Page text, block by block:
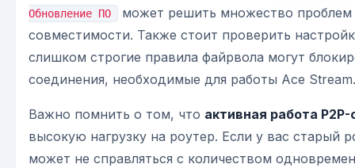
Обновление ПО
может решить множество проблем
совместимости. Также стоит проверить
слишком строгие правила файрвола могут
соединения, необходимые для работы Ace Stream.
Важно помнить о том, что активная работа P2P-
высокую нагрузку на роутер. Если у вас старый
может не справляться с количеством